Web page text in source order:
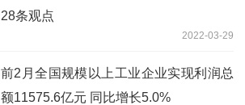
28条观点
2022-03-29
前2月全国规模以上工业企业实现利润总
额11575.6亿元 同比增长5.0%